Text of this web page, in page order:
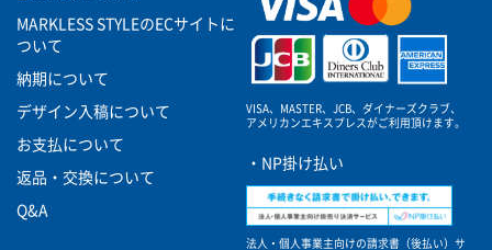
MARKLESS STYLEのECサイトに
ついて
納期について
デザイン入稿について
お支払について
返品・交換について
Q&A
VISA、MASTER、JCB、ダイナーズクラブ、
アメリカンエキスプレスがご利用頂けます。
・NP掛け払い
法人・個人事業主向けの請求書（後払い）サ